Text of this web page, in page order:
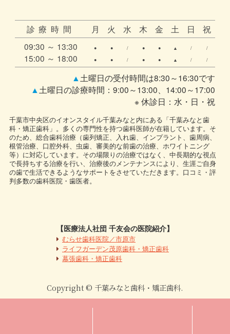
診療時間 月 火 水 木 金 土 日
祝
09:30 ～ 13:30
● ● / ● ● ▲ / /
15:00 ～ 18:00 ● ● / ● ● ▲ / /
▲土曜日の受付時間は8:30～16:30です
▲土曜日の診療時間：9:00～13:00、14:00～17:00
※ 休診日：水・日・祝
千葉市中央区のイオンスタイル千葉みなと内にある「千葉みなと歯
科・矯正歯科」。多くの専門性を持つ歯科医師が在籍しています。そ
のため、総合歯科治療（歯列矯正、入れ歯、インプラント、歯周病、
根管治療、口腔外科、虫歯、審美的な前歯の治療、ホワイトニング
等）に対応しています。その場限りの治療ではなく、中長期的な視点
で長持ちする治療を行い、治療後のメンテナンスにより、生涯ご自身
の歯で生活できるようなサポートをさせていただきます。口コミ・評
判多数の歯科医院・歯医者。
【医療法人社団 千友会の医院紹介】
むらせ歯科医院／市原市
ライフガーデン茂原歯科・矯正歯科
幕張歯科・矯正歯科
Copyright © 千葉みなと歯科・矯正歯科.